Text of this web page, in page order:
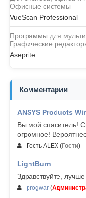
Офисные системы
VueScan Professional
Программы для
Графические
Aseprite
Комментарии
ANSYS Products
Вы мой спаситель!
огромное!
Гость ALEX (Гости)
LightBurn
Здравствуйте, лучше
progwar (